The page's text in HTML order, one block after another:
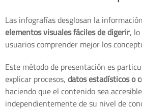
Las infografías desglosan la
elementos visuales fáciles de digerir,
usuarios comprender mejor los
Este método de presentación es
explicar procesos,datos estadísticos o
haciendo que el contenido sea
independientemente de su nivel de